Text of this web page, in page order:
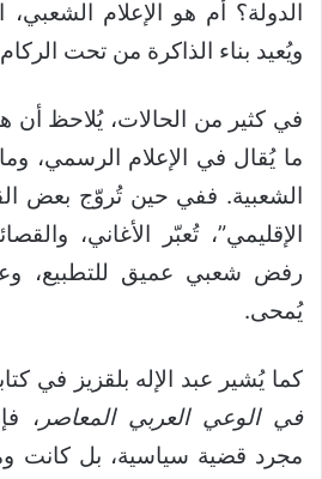
الدولة؟ أم هو الإعلام
ويُعيد بناء الذاكرة من تحت
في كثير من الحالات، يُلاحظ أن
ما يُقال في الإعلام الرسمي،
الشعبية. ففي حين تُروّج بعض
الإقليمي”، تُعبّر الأغاني،
رفض شعبي عميق للتطبيع،
يُمحى.
كما يُشير عبد الإله بلقزيز في
في الوعي العربي المعاصر ،
مجرد قضية سياسية، بل كانت